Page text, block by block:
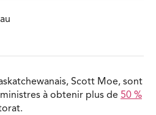
Scott Moe, sont
à obtenir plus de 50 %